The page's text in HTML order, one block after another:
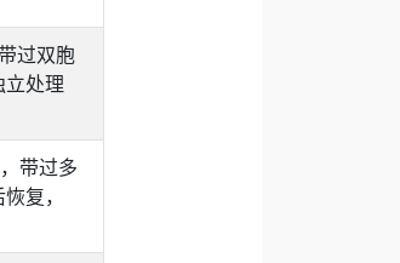
过双胞
处理
带过多
复，